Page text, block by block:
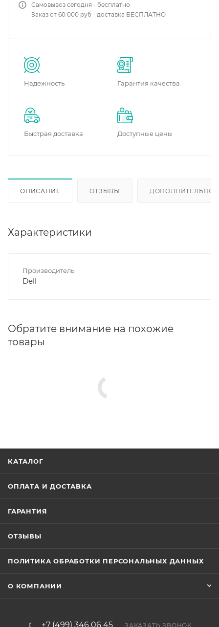
Самовывоз сегодня - бесплатно
Заказ от 60 000 руб - доставка БЕСПЛАТНО
Надежность Гарантия качества
Быстрая доставка Доступные цены
ОПИСАНИЕ ОТЗЫВЫ ДОПОЛНИТЕЛЬНО
Характеристики
Производитель
Dell
Обратите внимание на похожие
товары
КАТАЛОГ
ОПЛАТА И ДОСТАВКА
ГАРАНТИЯ
ОТЗЫВЫ
ПОЛИТИКА ОБРАБОТКИ ПЕРСОНАЛЬНЫХ ДАННЫХ
О КОМПАНИИ
+7 (499) 346 06 45 ЗАКАЗАТЬ ЗВОНОК